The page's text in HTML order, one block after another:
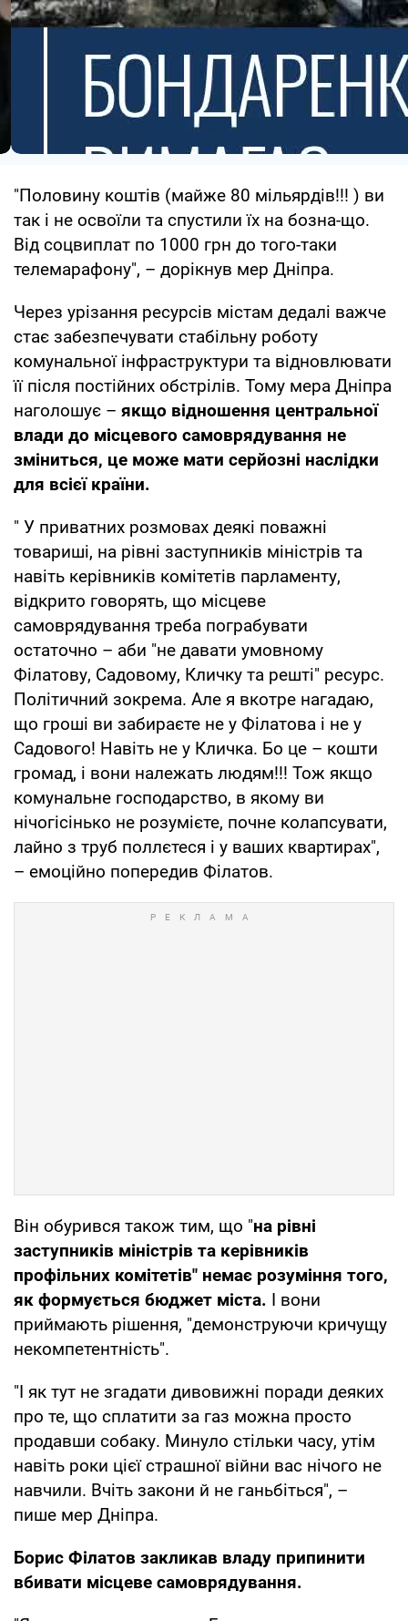
"Половину коштів (майже 80 мільярдів!!! ) ви
так і не освоїли та спустили їх на бозна-що.
Від соцвиплат по 1000 грн до того-таки
телемарафону", – дорікнув мер Дніпра.
Через урізання ресурсів містам дедалі важче
стає забезпечувати стабільну роботу
комунальної інфраструктури та відновлювати
її після постійних обстрілів. Тому мера Дніпра
наголошує – якщо відношення центральної
влади до місцевого самоврядування не
зміниться, це може мати серйозні наслідки
для всієї країни.
" У приватних розмовах деякі поважні
товариші, на рівні заступників міністрів та
навіть керівників комітетів парламенту,
відкрито говорять, що місцеве
самоврядування треба пограбувати
остаточно – аби "не давати умовному
Філатову, Садовому, Кличку та решті" ресурс.
Політичний зокрема. Але я вкотре нагадаю,
що гроші ви забираєте не у Філатова і не у
Садового! Навіть не у Кличка. Бо це – кошти
громад, і вони належать людям!!! Тож якщо
комунальне господарство, в якому ви
нічогісінько не розумієте, почне колапсувати,
лайно з труб поллєтеся і у ваших квартирах",
– емоційно попередив Філатов.
Він обурився також тим, що "на рівні
заступників міністрів та керівників
профільних комітетів" немає розуміння того,
як формується бюджет міста. І вони
приймають рішення, "демонструючи кричущу
некомпетентність".
"І як тут не згадати дивовижні поради деяких
про те, що сплатити за газ можна просто
продавши собаку. Минуло стільки часу, утім
навіть роки цієї страшної війни вас нічого не
навчили. Вчіть закони й не ганьбіться", –
пише мер Дніпра.
Борис Філатов закликав владу припинити
вбивати місцеве самоврядування.